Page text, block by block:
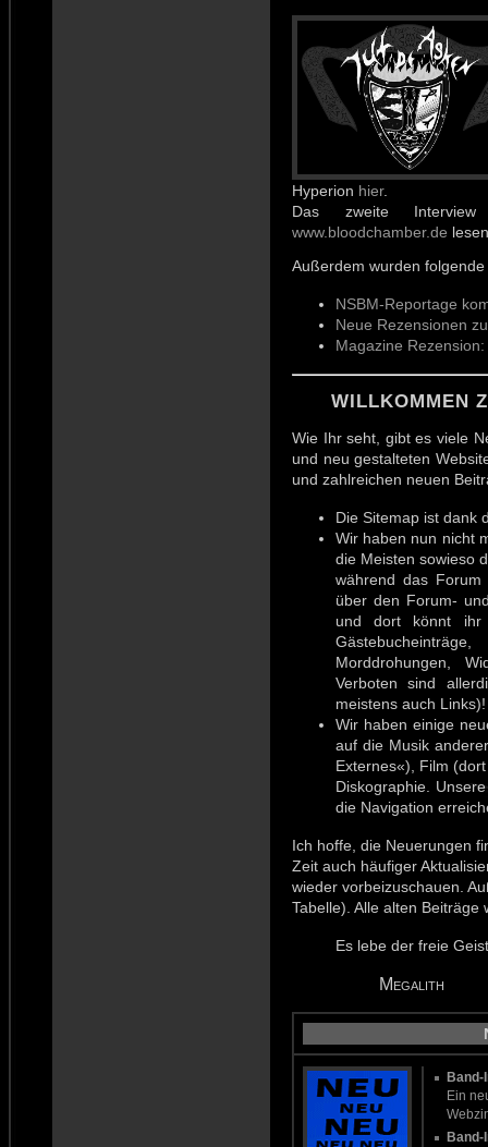
Hyperion hier.
Das zweite
www.bloodchamber.de
Außerdem wurden
NSBM-Reportage
Neue Rezensionen
Magazine
WILLKOMMEN
Wie Ihr seht, gibt es viele
und neu gestalteten
und zahlreichen neuen
Die Sitemap ist dank
Wir haben nun nicht
die Meisten sowieso
während das
über den Forum-
und dort könnt ihr
Morddrohungen,
Verboten sind
meistens auch Links)!
Wir haben einige
auf die Musik
Externes«), Film
Diskographie.
die Navigation
Ich hoffe, die Neuerungen
Zeit auch häufiger
wieder vorbeizuschauen.
Tabelle). Alle alten
Es lebe der freie
Megalith
Ein